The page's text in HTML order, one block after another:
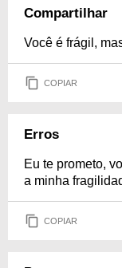
Compartilhar
Você é frágil,
COPIAR
Erros
Eu te prometo,
a minha
COPIAR